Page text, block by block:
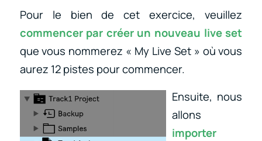
Pour le bien de cet exercice, veuillez
commencer par créer un nouveau live set
que vous nommerez « My Live Set » où vous
aurez 12 pistes pour commencer.
Ensuite, nous
allons
importer